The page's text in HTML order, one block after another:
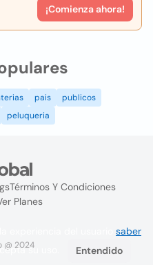
¡Comienza ahora!
pais
publicos
peluqueria
Términos Y Condiciones
Planes
@ 2024
saber
su uso. Entendido